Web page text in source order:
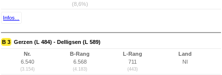
(8,6%)
Infos...
B 3 Gerzen (L 484) - Delligsen (L 589)
Nr.
6.540
(3.154)
B-Rang
6.568
(4.183)
L-Rang
711
(443)
Land
NI